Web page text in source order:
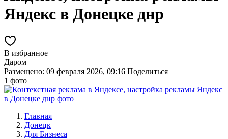
Яндекс в Донецке днр
В избранное
Даром
Размещено: 09 февраля 2026, 09:16 Поделиться
1 фото
Главная
Донецк
Для Бизнеса